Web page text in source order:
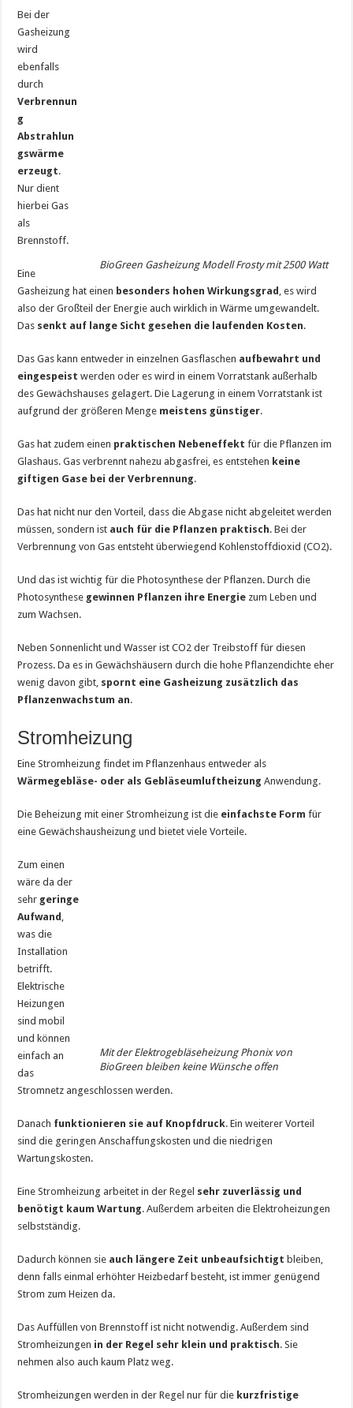
BioGreen Gasheizung Modell Frosty mit 2500 Watt
Bei der
Gasheizung
wird
ebenfalls
durch
Verbrennun
g
Abstrahlun
gswärme
erzeugt.
Nur dient
hierbei Gas
als
Brennstoff.
Eine
Gasheizung hat einen besonders hohen Wirkungsgrad , es wird
also der Großteil der Energie auch wirklich in Wärme umgewandelt.
Das senkt auf lange Sicht gesehen die laufenden Kosten.
Das Gas kann entweder in einzelnen Gasflaschen aufbewahrt und
eingespeist werden oder es wird in einem Vorratstank außerhalb
des Gewächshauses gelagert. Die Lagerung in einem Vorratstank ist
aufgrund der größeren Menge meistens günstiger.
Gas hat zudem einen praktischen Nebeneffekt für die Pflanzen im
Glashaus. Gas verbrennt nahezu abgasfrei, es entstehen keine
giftigen Gase bei der Verbrennung.
Das hat nicht nur den Vorteil, dass die Abgase nicht abgeleitet werden
müssen, sondern ist auch für die Pflanzen praktisch. Bei der
Verbrennung von Gas entsteht überwiegend Kohlenstoffdioxid (CO2).
Und das ist wichtig für die Photosynthese der Pflanzen. Durch die
Photosynthese gewinnen Pflanzen ihre Energie zum Leben und
zum Wachsen.
Neben Sonnenlicht und Wasser ist CO2 der Treibstoff für diesen
Prozess. Da es in Gewächshäusern durch die hohe Pflanzendichte eher
wenig davon gibt, spornt eine Gasheizung zusätzlich das
Pflanzenwachstum an.
Stromheizung
Eine Stromheizung findet im Pflanzenhaus entweder als
Wärmegebläse- oder als Gebläseumluftheizung Anwendung.
Die Beheizung mit einer Stromheizung ist die einfachste Form für
eine Gewächshausheizung und bietet viele Vorteile.
Mit der Elektrogebläseheizung Phonix von
BioGreen bleiben keine Wünsche offen
Zum einen
wäre da der
sehr geringe
Aufwand
was die
Installation
betrifft.
Elektrische
Heizungen
sind mobil
und können
einfach an
das
Stromnetz angeschlossen werden.
Danach funktionieren sie auf Knopfdruck. Ein weiterer Vorteil
sind die geringen Anschaffungskosten und die niedrigen
Wartungskosten.
Eine Stromheizung arbeitet in der Regel sehr zuverlässig und
benötigt kaum Wartung. Außerdem arbeiten die Elektroheizungen
selbstständig.
Dadurch können sie auch längere Zeit unbeaufsichtigt bleiben,
denn falls einmal erhöhter Heizbedarf besteht, ist immer genügend
Strom zum Heizen da.
Das Auffüllen von Brennstoff ist nicht notwendig. Außerdem sind
Stromheizungen in der Regel sehr klein und praktisch. Sie
nehmen also auch kaum Platz weg.
Stromheizungen werden in der Regel nur für die kurzfristige